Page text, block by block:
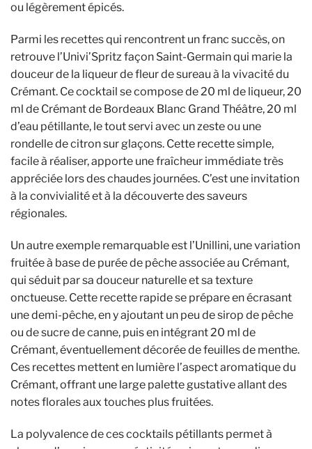
ou légèrement épicés.
Parmi les recettes qui rencontrent un franc succès, on
retrouve l’Univi’Spritz façon Saint-Germain qui marie la
douceur de la liqueur de fleur de sureau à la vivacité du
Crémant. Ce cocktail se compose de 20 ml de liqueur, 20
ml de Crémant de Bordeaux Blanc Grand Théâtre, 20 ml
d’eau pétillante, le tout servi avec un zeste ou une
rondelle de citron sur glaçons. Cette recette simple,
facile à réaliser, apporte une fraîcheur immédiate très
appréciée lors des chaudes journées. C’est une invitation
à la convivialité et à la découverte des saveurs
régionales.
Un autre exemple remarquable est l’Unillini, une variation
fruitée à base de purée de pêche associée au Crémant,
qui séduit par sa douceur naturelle et sa texture
onctueuse. Cette recette rapide se prépare en écrasant
une demi-pêche, en y ajoutant un peu de sirop de pêche
ou de sucre de canne, puis en intégrant 20 ml de
Crémant, éventuellement décorée de feuilles de menthe.
Ces recettes mettent en lumière l’aspect aromatique du
Crémant, offrant une large palette gustative allant des
notes florales aux touches plus fruitées.
La polyvalence de ces cocktails pétillants permet à